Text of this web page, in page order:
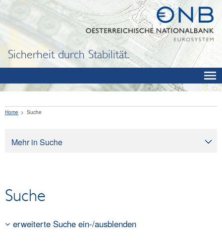
Sicherheit durch Stabilität.
Mehr in Suche
Home Suche
Suche
erweiterte Suche ein-/ausblenden